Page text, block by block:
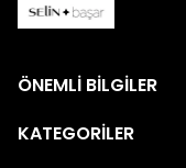
ÖNEMLİ BİLGİLER
KATEGORİLER